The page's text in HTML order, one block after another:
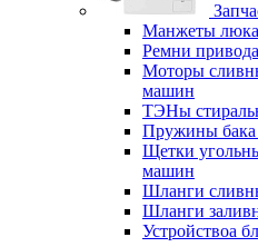
Манжеты
Ремни
Моторы
машин
ТЭНы
Пружины бака
Щетки
машин
Шланги
Шланги
Устройствоа